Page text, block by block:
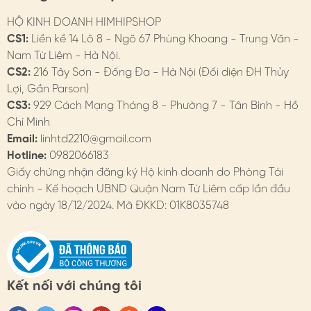
* Không nên đeo 24/7, nên tháo trước khi tiếp xúc với
nước
* Hạn chế tiếp xúc với nước, chất tẩy rửa. Tránh xịt nước
hoa trực tiếp
- Bảo quản:
* Khi không sử dụng, nên tháo và bảo quản riêng trong
hộp. HimHip có hộp bảo quản dành cho khuyên tai.
4. HIMHIP BẢO HÀNH
Chi tiết trên website
- Đổi hàng: https://himhipshop.vn/chinh-sach-doi-
hang
HỘ KINH DOANH HIMHIPSHOP
CS1: Liền kề 14 Lô 8 - Ngõ 67 Phùng Khoang - Trung Văn -
Nam Từ Liêm - Hà Nội.
CS2: 216 Tây Sơn - Đống Đa - Hà Nội (Đối diện ĐH Thủy
Lợi, Gần Parson)
CS3: 929 Cách Mạng Tháng 8 - Phường 7 - Tân Bình - Hồ
Chí Minh
Email: linhtd2210@gmail.com
Hotline: 0982066183
Giấy chứng nhận đăng ký Hộ kinh doanh do Phòng Tài
chính - Kế hoạch UBND Quận Nam Từ Liêm cấp lần đầu
vào ngày 18/12/2024. Mã ĐKKD: 01K8035748
Kết nối với chúng tôi